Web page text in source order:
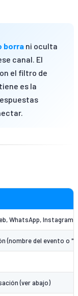
borra ni oculta
canal. El
el filtro de
es la
WhatsApp, Instagram,
(nombre del evento o
(ver abajo)